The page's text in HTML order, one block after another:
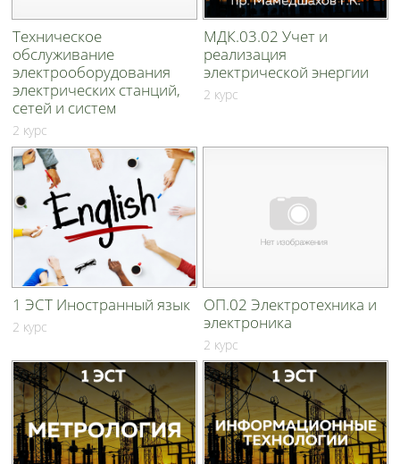
Техническое
обслуживание
электрооборудования
электрических станций,
сетей и систем
2 курс
МДК.03.02 Учет и
реализация
электрической энергии
2 курс
1 ЭСТ Иностранный язык
2 курс
ОП.02 Электротехника и
электроника
2 курс